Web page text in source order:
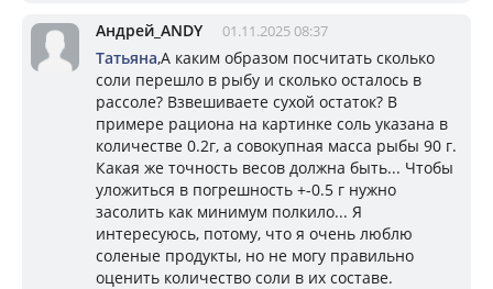
Андрей_ANDY 01.11.2025 08:37
Татьяна,А каким образом посчитать сколько
соли перешло в рыбу и сколько осталось в
рассоле? Взвешиваете сухой остаток? В
примере рациона на картинке соль указана в
количестве 0.2г, а совокупная масса рыбы 90 г.
Какая же точность весов должна быть... Чтобы
уложиться в погрешность +-0.5 г нужно
засолить как минимум полкило... Я
интересуюсь, потому, что я очень люблю
соленые продукты, но не могу правильно
оценить количество соли в их составе.